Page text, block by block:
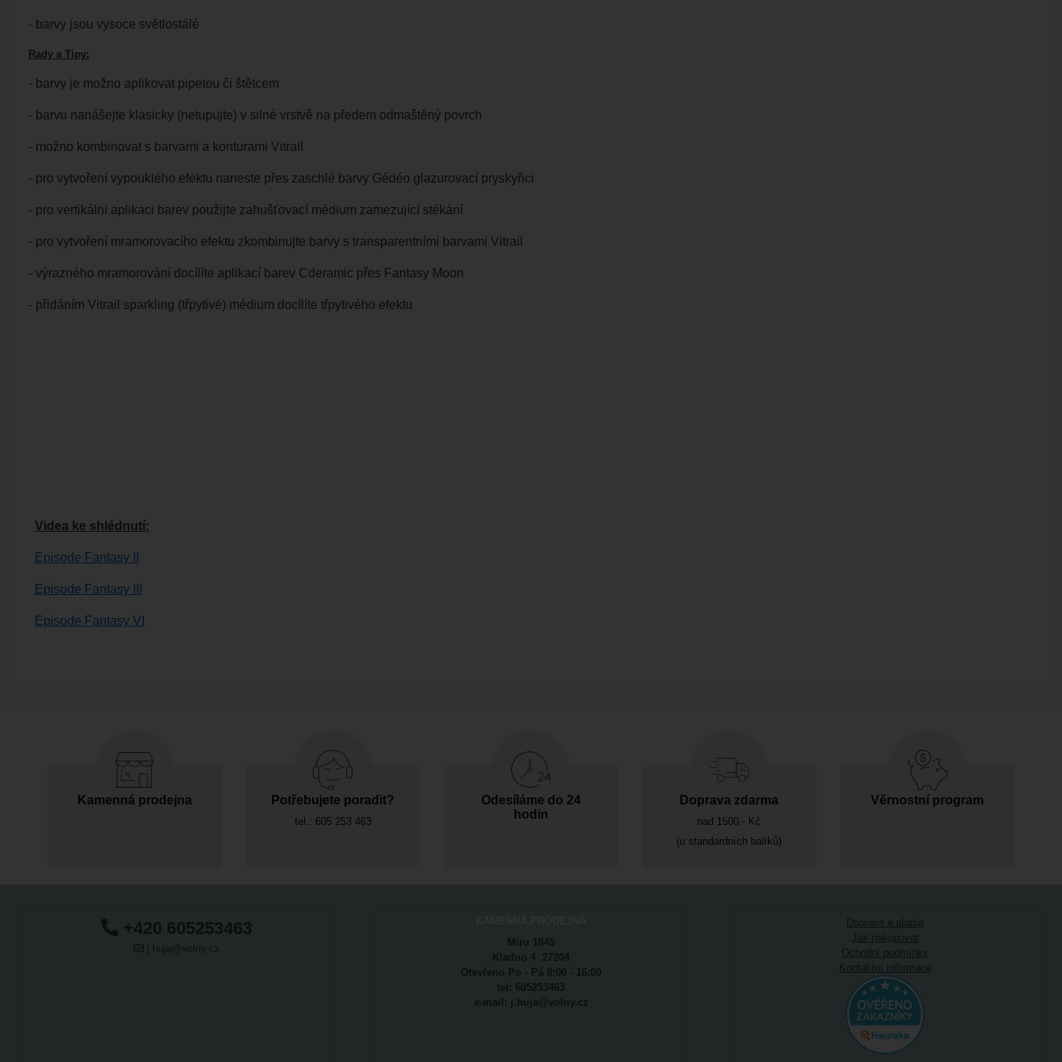
- barvy jsou vysoce světlostálé
Rady a Tipy:
- barvy je možno aplikovat pipetou či štětcem
- barvu nanášejte klasicky (netupujte) v silné vrstvě na předem odmaštěný povrch
- možno kombinovat s barvami a konturami Vitrail
- pro vytvoření vypouklého efektu naneste přes zaschlé barvy Gédéo glazurovací pryskyřici
- pro vertikální aplikaci barev použijte zahušťovací médium zamezující stékání
- pro vytvoření mramorovacího efektu zkombinujte barvy s transparentními barvami Vitrail
- výrazného mramorování docílíte aplikací barev Cderamic přes Fantasy Moon
- přidáním Vitrail sparkling (třpytivé) médium docílíte třpytivého efektu
Videa ke shlédnutí:
Episode Fantasy II
Episode Fantasy III
Episode Fantasy VI
Kamenná prodejna Potřebujete poradit?
tel.: 605 253 463
Odesíláme do 24
hodin
Doprava zdarma
nad 1500,- Kč
(u standardních balíků)
Věrnostní program
+420 605253463
j.huja@volny.cz
Míru 1845
Kladno 4 27204
Otevřeno Po - Pá 8:00 - 16:00
tel: 605253463
e-mail: j.huja@volny.cz
Doprava a platba
Jak nakupovat
Ochodní podmínky
Kontaktní informace